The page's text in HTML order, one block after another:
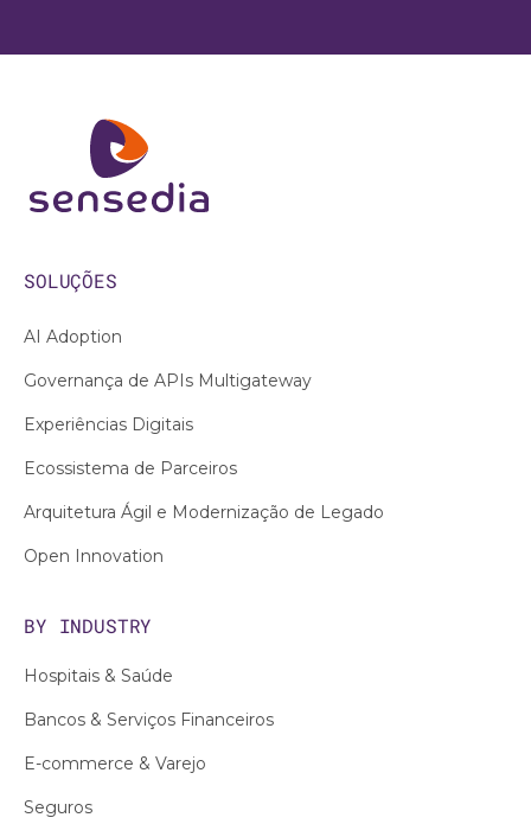
SOLUÇÕES
AI Adoption
Governança de APIs Multigateway
Experiências Digitais
Ecossistema de Parceiros
Arquitetura Ágil e Modernização de Legado
Open Innovation
BY INDUSTRY
Hospitais & Saúde
Bancos & Serviços Financeiros
E-commerce & Varejo
Seguros